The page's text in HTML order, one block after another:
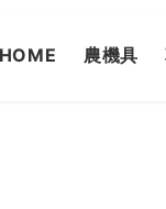
HOME 農機具